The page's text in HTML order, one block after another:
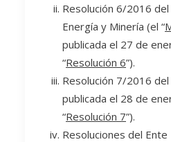
Resolución 6/2016
Energía y Minería (el “
publicada el 27 de
“Resolución 6”).
Resolución 7/2016
publicada el 28 de
“Resolución 7”).
Resoluciones del Ente